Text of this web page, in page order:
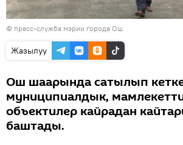
© пресс-служба мэрии города Ош
Жазылуу
Ош шаарында сатылып
муниципиалдык,
объектилер кайрадан
баштады.